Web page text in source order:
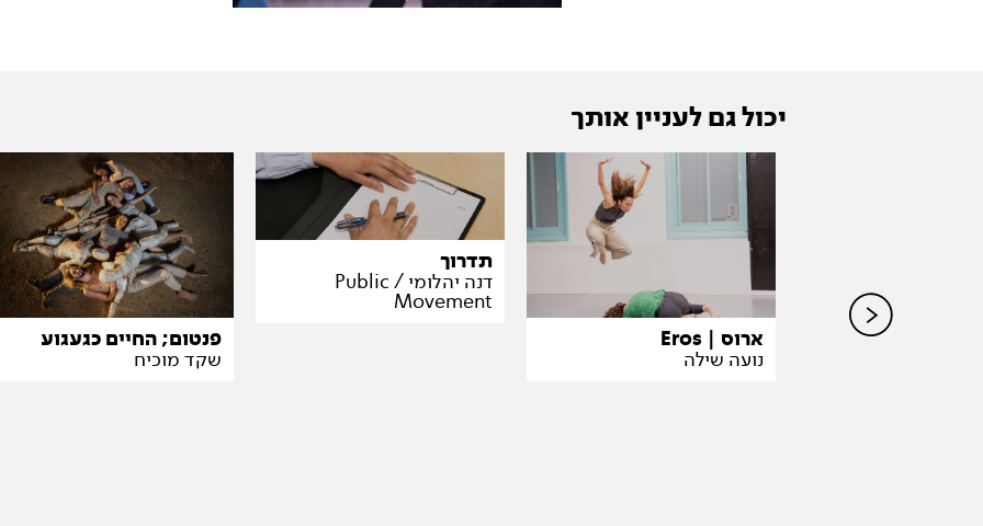
יכול גם לעניין אותך
ארוס | Eros
נועה שילה
תדרוך
דנה יהלומי / Public
Movement
פנטום; החיים כגעגוע
שקד מוכיח